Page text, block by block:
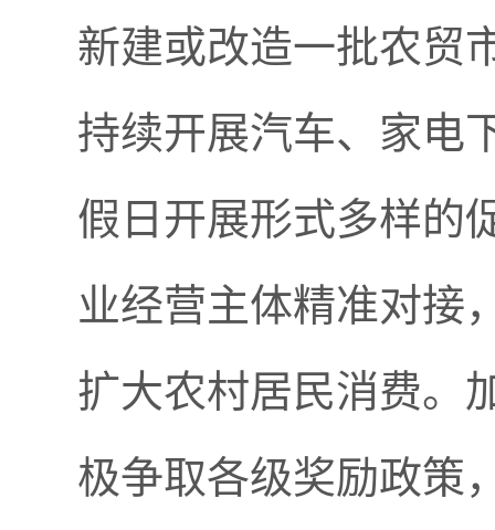
新建或改造一批农贸
持续开展汽车、家电
假日开展形式多样的
业经营主体精准对接
扩大农村居民消费。
极争取各级奖励政策